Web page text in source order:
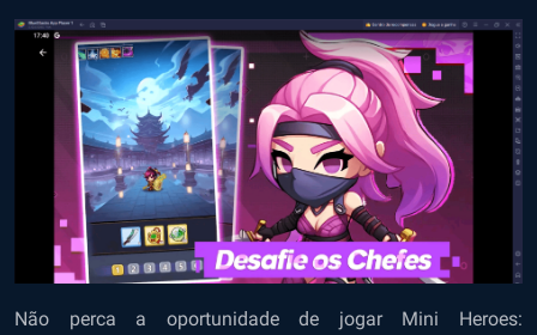
Não perca a oportunidade de jogar Mini Heroes: